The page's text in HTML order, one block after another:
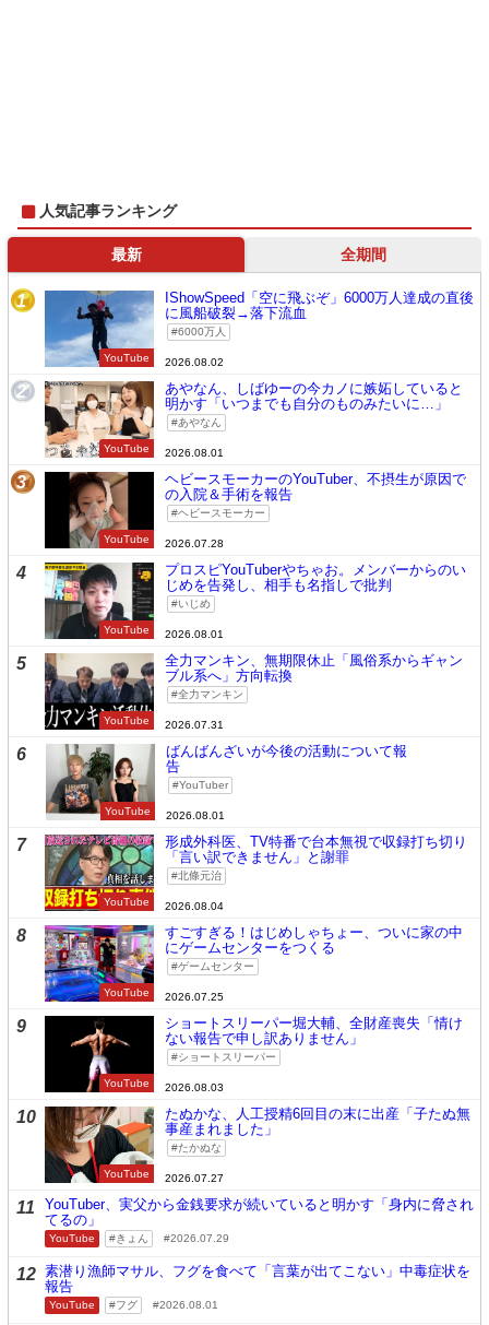
人気記事ランキング
最新 全期間
1
YouTube
IShowSpeed「空に飛ぶぞ」6000万人達成の直後
に風船破裂→落下流血
6000万人
2026.08.02
2
YouTube
あやなん、しばゆーの今カノに嫉妬していると
明かす「いつまでも自分のものみたいに…」
あやなん
2026.08.01
3
YouTube
ヘビースモーカーのYouTuber、不摂生が原因で
の入院＆手術を報告
ヘビースモーカー
2026.07.28
4
YouTube
プロスピYouTuberやちゃお。メンバーからのい
じめを告発し、相手も名指しで批判
いじめ
2026.08.01
5
YouTube
全力マンキン、無期限休止「風俗系からギャン
ブル系へ」方向転換
全力マンキン
2026.07.31
6
YouTube
ばんばんざいが今後の活動について報
告
YouTuber
2026.08.01
7
YouTube
形成外科医、TV特番で台本無視で収録打ち切り
「言い訳できません」と謝罪
北條元治
2026.08.04
8
YouTube
すごすぎる！はじめしゃちょー、ついに家の中
にゲームセンターをつくる
ゲームセンター
2026.07.25
9
YouTube
ショートスリーパー堀大輔、全財産喪失「情け
ない報告で申し訳ありません」
ショートスリーパー
2026.08.03
10
YouTube
たぬかな、人工授精6回目の末に出産「子たぬ無
事産まれました」
たかぬな
2026.07.27
11
YouTuber、実父から金銭要求が続いていると明かす「身内に脅され
てるの」
YouTube きょん 2026.07.29
12 素潜り漁師マサル、フグを食べて「言葉が出てこない」中毒症状を
報告
YouTube フグ 2026.08.01